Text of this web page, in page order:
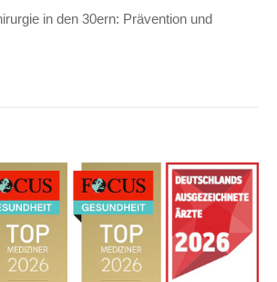
in den 30ern: Prävention und